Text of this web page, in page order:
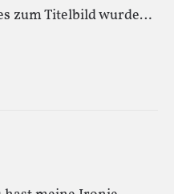
zum Titelbild wurde…